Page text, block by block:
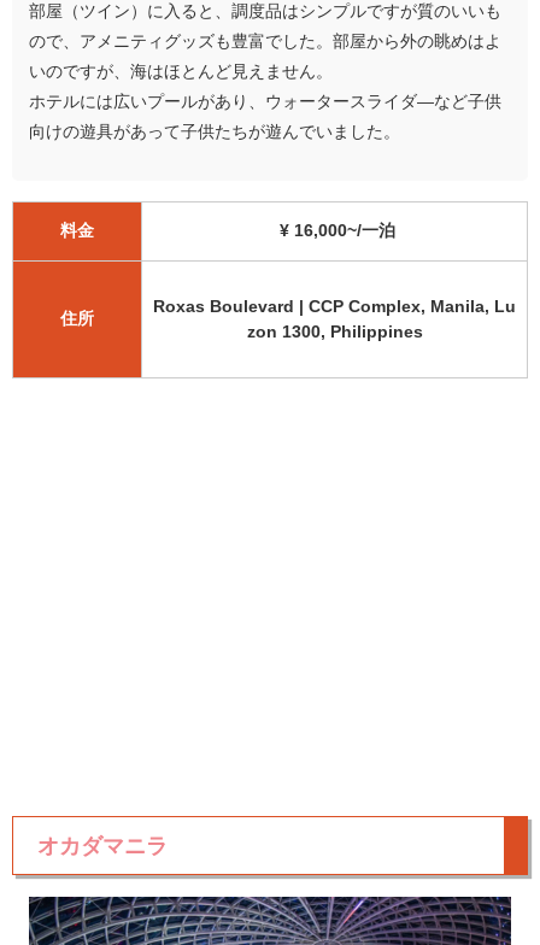
部屋（ツイン）に入ると、調度品はシンプルですが質のいいも
ので、アメニティグッズも豊富でした。部屋から外の眺めはよ
いのですが、海はほとんど見えません。
ホテルには広いプールがあり、ウォータースライダ―など子供
向けの遊具があって子供たちが遊んでいました。
料金 ¥ 16,000~/一泊
住所
Roxas Boulevard | CCP Complex, Manila, Lu
zon 1300, Philippines
オカダマニラ